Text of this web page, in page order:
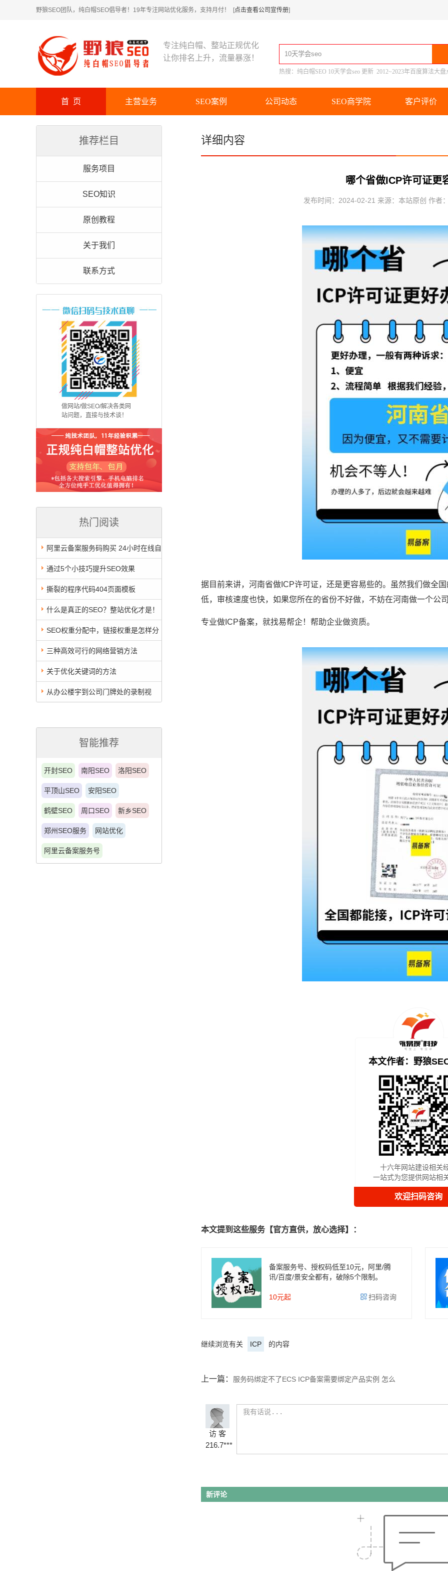
野狼SEO团队，纯白帽SEO倡导者！19年专注网站优化服务，支持月付！ [点击查看公司宣传册]
专注纯白帽、整站正规优化
让你排名上升，流量暴涨！
热搜： 纯白帽SEO 10天学会seo 更新 2012~2023年百度算法大盘
首 页 主营业务 SEO案例 公司动态 SEO商学院 客户评价
推荐栏目
服务项目
SEO知识
原创教程
关于我们
联系方式
做网站/做SEO/解决各类网
站问题，直接与技术谈！
热门阅读
阿里云备案服务码购买 24小时在线自
助购买 秒发货
通过5个小技巧提升SEO效果
撕裂的程序代码404页面模板
什么是真正的SEO？整站优化才是！
SEO权重分配中，链接权重是怎样分
配的三种高效可行的网络营销方法
关于优化关键词的方法
从办公楼宇到公司门牌处的录制视
智能推荐
开封SEO 南阳SEO 洛阳SEO
平顶山SEO 安阳SEO
鹤壁SEO 周口SEO 新乡SEO
郑州SEO服务 网站优化
阿里云备案服务号
详细内容
哪个省做ICP许可证更
发布时间：2024-02-21 来源：本站原创 作者
据目前来讲，河南省做ICP许可证，还是更容易些的。虽然我们做全
低，审核速度也快，如果您所在的省份不好做，不妨在河南做一个公
专业做ICP备案，就找易帮企！帮助企业做资质。
本文作者：野狼
十六年网站建设相关
一站式为您提供网站相
欢迎扫码咨询
本文提到这些服务【官方直供，放心选择】：
备案服务号、授权码低至10元，阿里/腾
讯/百度/景安全都有，破除5个限制。
10元起 扫码咨询
继续浏览有关 ICP 的内容
上一篇： 服务码绑定不了ECS ICP备案需要绑定产品实例 怎么
访 客
216.7***
新评论